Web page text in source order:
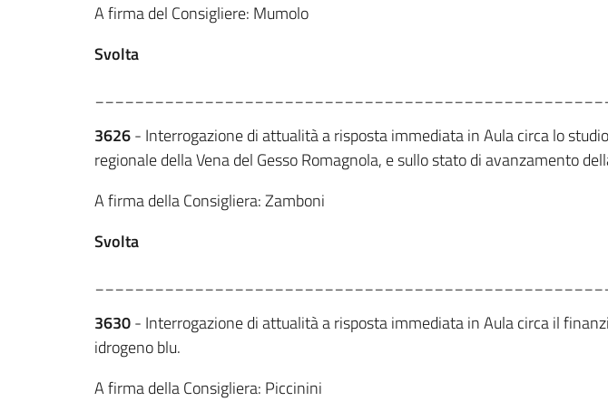
A firma del Consigliere: Mumolo
Svolta
3626- Interrogazione di attualità a risposta immediata in Aula circa lo
regionale della Vena del Gesso Romagnola, e sullo stato di avanzamento
A firma della Consigliera: Zamboni
Svolta
3630- Interrogazione di attualità a risposta immediata in Aula circa il
idrogeno blu.
A firma della Consigliera: Piccinini